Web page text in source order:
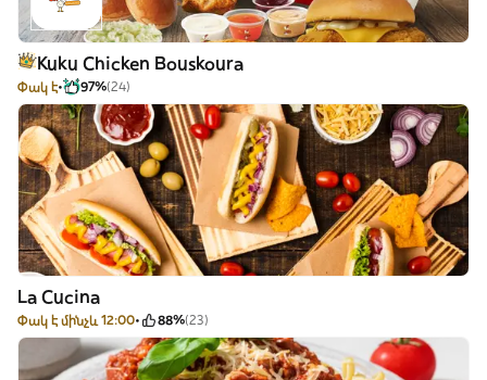
Kuku Chicken Bouskoura
Փակ է 97%(24)
La Cucina
Փակ է մինչև 12:00 88%(23)